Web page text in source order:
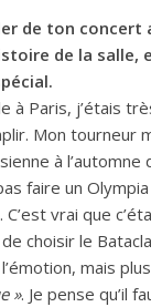
de ton concert
de la salle,
à Paris, j’étais
Mon tourneur
à l’automne
faire un
vrai que
choisir le
mais
». Je pense qu’il